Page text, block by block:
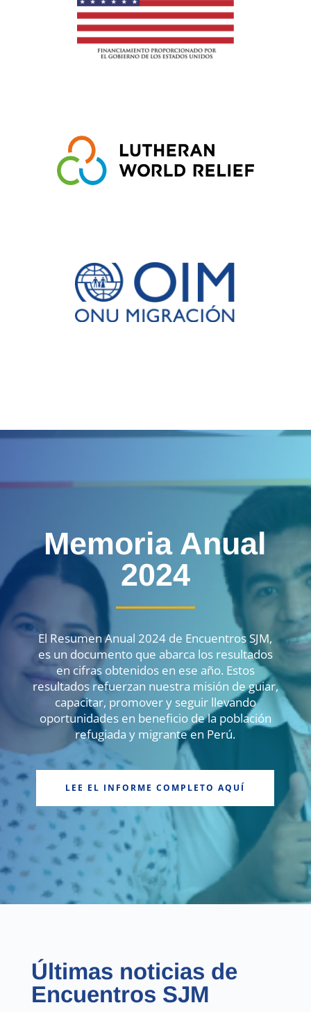
Memoria Anual
2024
El Resumen Anual 2024 de Encuentros SJM,
es un documento que abarca los resultados
en cifras obtenidos en ese año. Estos
resultados refuerzan nuestra misión de guiar,
capacitar, promover y seguir llevando
oportunidades en beneficio de la población
refugiada y migrante en Perú.
LEE EL INFORME COMPLETO AQUÍ
Últimas noticias de
Encuentros SJM